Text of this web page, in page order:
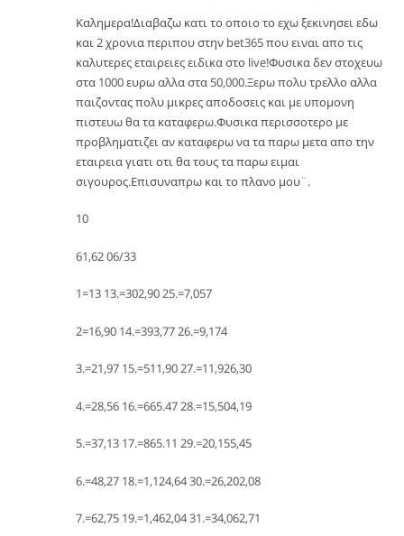
Καλημερα!Διαβαζω κατι το οποιο το εχω ξεκινησει εδω
και 2 χρονια περιπου στην bet365 που ειναι απο τις
καλυτερες εταιρειες ειδικα στο live!Φυσικα δεν στοχευω
στα 1000 ευρω αλλα στα 50,000.Ξερω πολυ τρελλο αλλα
παιζοντας πολυ μικρες αποδοσεις και με υπομονη
πιστευω θα τα καταφερω.Φυσικα περισσοτερο με
προβληματιζει αν καταφερω να τα παρω μετα απο την
εταιρεια γιατι οτι θα τους τα παρω ειμαι
σιγουρος.Επισυναπρω και το πλανο μου¨.
10
61,62 06/33
1=13 13.=302,90 25.=7,057
2=16,90 14.=393,77 26.=9,174
3.=21,97 15.=511,90 27.=11,926,30
4.=28,56 16.=665.47 28.=15,504,19
5.=37,13 17.=865.11 29.=20,155,45
6.=48,27 18.=1,124,64 30.=26,202,08
7.=62,75 19.=1,462,04 31.=34,062,71